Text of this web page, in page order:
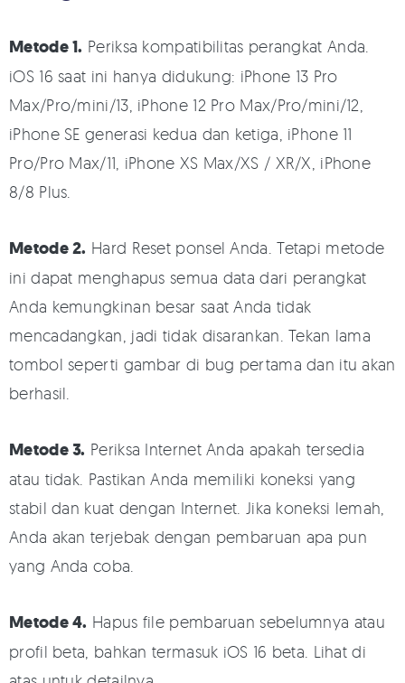
Metode 1. Periksa kompatibilitas perangkat Anda.
iOS 16 saat ini hanya didukung: iPhone 13 Pro
Max/Pro/mini/13, iPhone 12 Pro Max/Pro/mini/12,
iPhone SE generasi kedua dan ketiga, iPhone 11
Pro/Pro Max/11, iPhone XS Max/XS / XR/X, iPhone
8/8 Plus.
Metode 2. Hard Reset ponsel Anda. Tetapi metode
ini dapat menghapus semua data dari perangkat
Anda kemungkinan besar saat Anda tidak
mencadangkan, jadi tidak disarankan. Tekan lama
tombol seperti gambar di bug pertama dan itu akan
berhasil.
Metode 3. Periksa Internet Anda apakah tersedia
atau tidak. Pastikan Anda memiliki koneksi yang
stabil dan kuat dengan Internet. Jika koneksi lemah,
Anda akan terjebak dengan pembaruan apa pun
yang Anda coba.
Metode 4. Hapus file pembaruan sebelumnya atau
profil beta, bahkan termasuk iOS 16 beta. Lihat di